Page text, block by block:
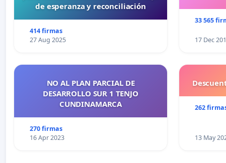
de esperanza y reconciliación
414 firmas
27 Aug 2025
33 565
17 Dec
NO AL PLAN PARCIAL DE
DESARROLLO SUR 1 TENJO
CUNDINAMARCA
270 firmas
16 Apr 2023
262
13 May